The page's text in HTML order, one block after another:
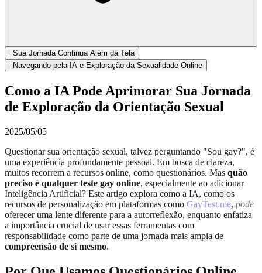
Sua Jornada Continua Além da Tela
Navegando pela IA e Exploração da Sexualidade Online
Como a IA Pode Aprimorar Sua Jornada
de Exploração da Orientação Sexual
2025/05/05
Questionar sua orientação sexual, talvez perguntando "Sou gay?", é
uma experiência profundamente pessoal. Em busca de clareza,
muitos recorrem a recursos online, como questionários. Mas quão
preciso é qualquer teste gay online, especialmente ao adicionar
Inteligência Artificial? Este artigo explora como a IA, como os
recursos de personalização em plataformas como GayTest.me, pode
oferecer uma lente diferente para a autorreflexão, enquanto enfatiza
a importância crucial de usar essas ferramentas com
responsabilidade como parte de uma jornada mais ampla de
compreensão de si mesmo.